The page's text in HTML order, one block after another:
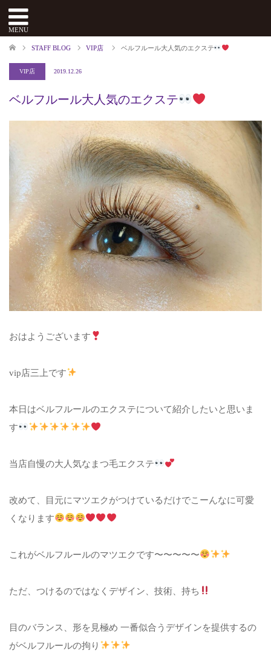
MENU
STAFF BLOG VIP店 ベルフルール大人気のエクステ
VIP店 2019.12.26
ベルフルール大人気のエクステ
おはようございます
vip店三上です
本日はベルフルールのエクステについて紹介したいと思いま
す
当店自慢の大人気なまつ毛エクステ
改めて、目元にマツエクがつけているだけでこーんなに可愛
くなります
これがベルフルールのマツエクです〜〜〜〜〜
ただ、つけるのではなくデザイン、技術、持ち
目のバランス、形を見極め 一番似合うデザインを提供するの
がベルフルールの拘り